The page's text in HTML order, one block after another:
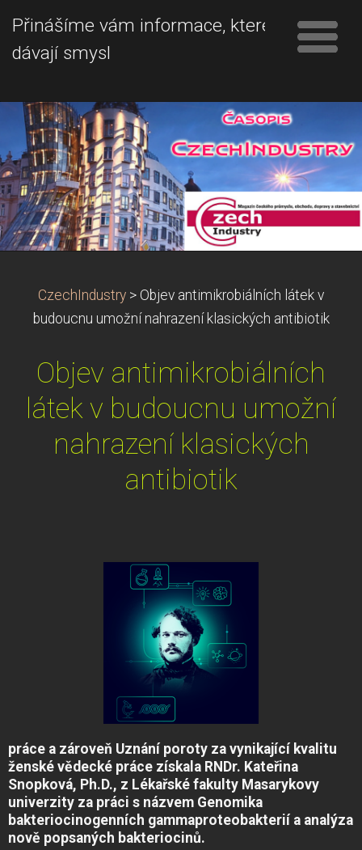
Přinášíme vám informace, které
dávají smysl
CzechIndustry > Objev antimikrobiálních látek v
budoucnu umožní nahrazení klasických antibiotik
Objev antimikrobiálních
látek v budoucnu umožní
nahrazení klasických
antibiotik
práce a zároveň Uznání poroty za vynikající kvalitu
ženské vědecké práce získala RNDr. Kateřina
Snopková, Ph.D., z Lékařské fakulty Masarykovy
univerzity za práci s názvem Genomika
bakteriocinogenních gammaproteobakterií a analýza
nově popsaných bakteriocinů.